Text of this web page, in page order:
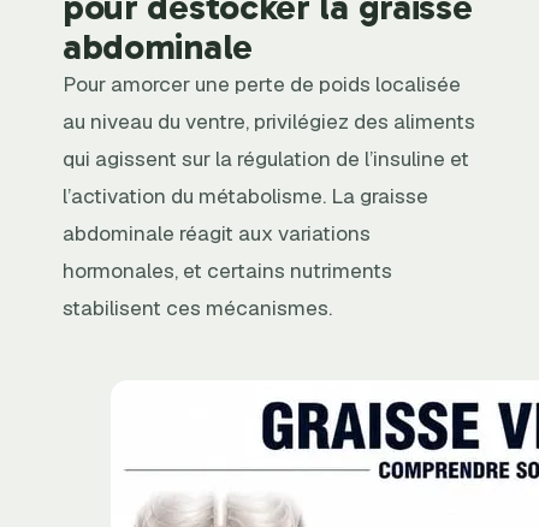
abdominale
Pour amorcer une perte de poids localisée
au niveau du ventre, privilégiez des aliments
qui agissent sur la régulation de l’insuline et
l’activation du métabolisme. La graisse
abdominale réagit aux variations
hormonales, et certains nutriments
stabilisent ces mécanismes.